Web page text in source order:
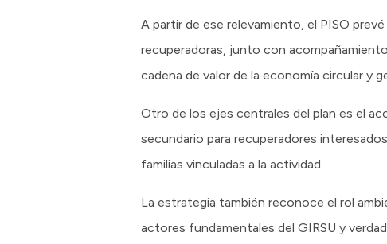
A partir de ese relevamiento, el PISO
recuperadoras, junto con
cadena de valor de la economía circular y
Otro de los ejes centrales del plan es el
secundario para recuperadores
familias vinculadas a la actividad.
La estrategia también reconoce el rol
actores fundamentales del GIRSU y